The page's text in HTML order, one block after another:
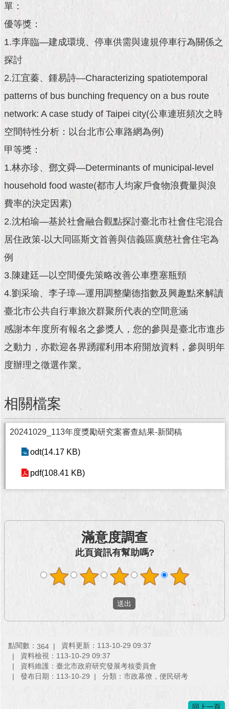
發
現
北
動
主
館
民
互
動
活
動
主
館
回
首
頁
網
站
導
覽
English
見
問
答
澄
雙
陳
系
統
公
單：
優等獎：
1.李庠臨—建成環境、停車供需與違規停車行為關係之
探討
2.江宜蓁、鍾易詩—Characterizing spatiotemporal
patterns of bus bunching frequency on a bus route
network: A case study of Taipei city(公車連班頻次之時
空間特性分析：以台北市公車路網為例)
甲等獎：
1.林亦珍、鄧文舜—Determinants of municipal‐level
household food waste(都市人均家戶食物浪費量與浪
費率的決定因素)
2.沈柏瑜—基於社會融合觀點探討臺北市社會住宅混合
居住政策-以大同區斯文首善與信義區廣慈社會住宅為
例
3.陳建廷—以空間優先策略改善公車壅塞瓶頸
4.劉采瑜、李子璋—運用調整蘭德指數及興趣點來解讀
臺北市公共自行車旅次群聚所代表的空間意涵
感謝本年度所有報名之參獎人，您的參與是臺北市進步
之動力，亦歡迎各界踴躍利用本府開放資料，參與明年
度辦理之徵選作業。
相關檔案
20241029_113年度獎勵研究案審查結果-新聞稿
odt(14.17 KB)
pdf(108.41 KB)
滿意度調查
此頁資訊有幫助嗎?
點閱數： 364
資料更新：113-10-29 09:37
資料檢視：113-10-29 09:37
資料維護：臺北市政府研究發展考核委員會
發布日期：113-10-29
分類：市政幕僚，便民研考
回上一頁